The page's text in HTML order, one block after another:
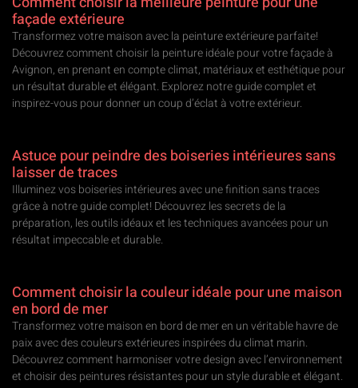
façade extérieure
Transformez votre maison avec la peinture extérieure parfaite!
Découvrez comment choisir la peinture idéale pour votre façade à
Avignon, en prenant en compte climat, matériaux et esthétique pour
un résultat durable et élégant. Explorez notre guide complet et
inspirez-vous pour donner un coup d’éclat à votre extérieur.
Astuce pour peindre des boiseries intérieures sans
laisser de traces
Illuminez vos boiseries intérieures avec une finition sans traces
grâce à notre guide complet! Découvrez les secrets de la
préparation, les outils idéaux et les techniques avancées pour un
résultat impeccable et durable.
Comment choisir la couleur idéale pour une maison
en bord de mer
Transformez votre maison en bord de mer en un véritable havre de
paix avec des couleurs extérieures inspirées du climat marin.
Découvrez comment harmoniser votre design avec l’environnement
et choisir des peintures résistantes pour un style durable et élégant.